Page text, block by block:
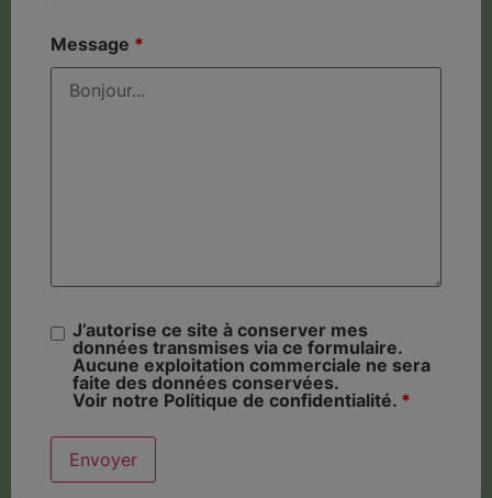
Message *
J’autorise ce site à conserver mes
données transmises via ce formulaire.
Aucune exploitation commerciale ne sera
faite des données conservées.
Voir notre Politique de confidentialité. *